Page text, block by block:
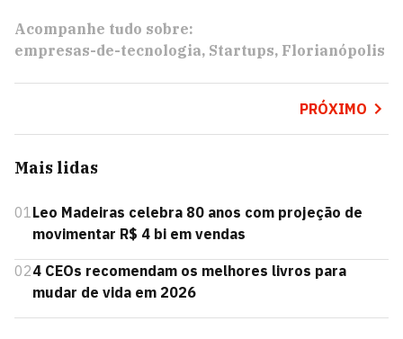
Acompanhe tudo sobre:
empresas-de-tecnologia Startups Florianópolis
PRÓXIMO
Mais lidas
01Leo Madeiras celebra 80 anos com projeção de
movimentar R$ 4 bi em vendas
024 CEOs recomendam os melhores livros para
mudar de vida em 2026